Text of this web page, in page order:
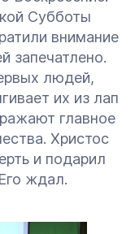
Субботы
внимание
запечатлено.
людей,
их из лап
главное
Христос
и подарил
ждал.